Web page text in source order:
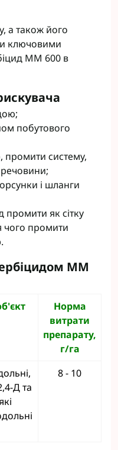
а також його
ключовими
ММ 600 в
побутового
промити систему,
і шланги
промити як сітку
чого промити
ММ
Норма
витрати
препарату,
г/га
Д та
8 - 10